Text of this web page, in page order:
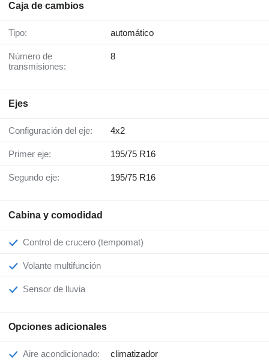
Caja de cambios
Tipo: automático
Número de
transmisiones:
8
Ejes
Configuración del eje: 4x2
Primer eje: 195/75 R16
Segundo eje: 195/75 R16
Cabina y comodidad
Control de crucero (tempomat)
Volante multifunción
Sensor de lluvia
Opciones adicionales
Aire acondicionado: climatizador